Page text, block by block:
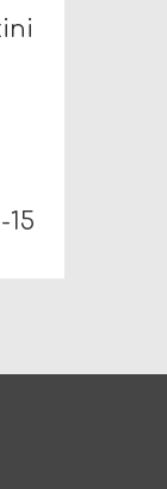
15